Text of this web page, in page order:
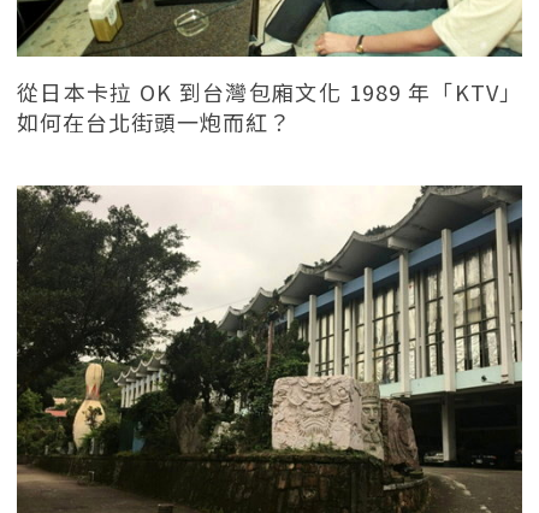
從日本卡拉 OK 到台灣包廂文化 1989 年「KTV」
如何在台北街頭一炮而紅？